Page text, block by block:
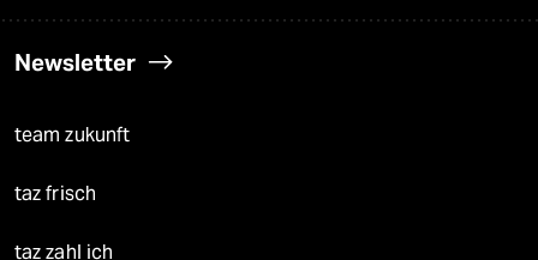
Newsletter
team zukunft
taz frisch
taz zahl ich